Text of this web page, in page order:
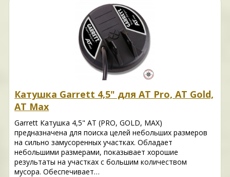
Катушка Garrett 4,5" для AT Pro, AT Gold,
AT Max
Garrett Катушка 4,5" AT (PRO, GOLD, MAX)
предназначена для поиска целей небольших размеров
на сильно замусоренных участках. Обладает
небольшими размерами, показывает хорошие
результаты на участках с большим количеством
мусора. Обеспечивает…